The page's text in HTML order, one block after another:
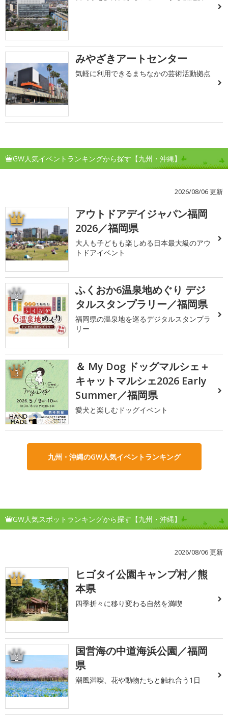
みやざきアートセンター
気軽に利用できるまちなかの芸術活動拠点
GW人気イベントランキングから探す【九州・沖縄】
2026/08/06 更新
1
アウトドアデイジャパン福岡
2026／福岡県
大人も子どもも楽しめる日本最大級のアウ
トドアイベント
2
ふくおか6温泉地めぐり デジ
タルスタンプラリー／福岡県
福岡県の温泉地を巡るデジタルスタンプラ
リー
3
＆ My Dog ドッグマルシェ＋
キャットマルシェ2026 Early
Summer／福岡県
愛犬と楽しむドッグイベント
九州・沖縄のGW人気イベントランキング
GW人気スポットランキングから探す【九州・沖縄】
2026/08/06 更新
1
ヒゴタイ公園キャンプ村／熊
本県
四季折々に移り変わる自然を満喫
2
国営海の中道海浜公園／福岡
県
潮風満喫、花や動物たちと触れ合う1日